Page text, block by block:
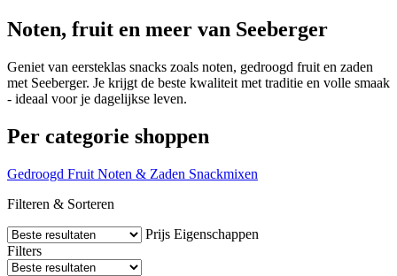
Noten, fruit en meer van Seeberger
Geniet van eersteklas snacks zoals noten, gedroogd fruit en zaden
met Seeberger. Je krijgt de beste kwaliteit met traditie en volle smaak
- ideaal voor je dagelijkse leven.
Per categorie shoppen
Gedroogd Fruit Noten & Zaden Snackmixen
Filteren & Sorteren
Prijs Eigenschappen
Filters